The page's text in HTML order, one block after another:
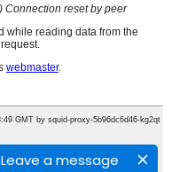
Leave a message